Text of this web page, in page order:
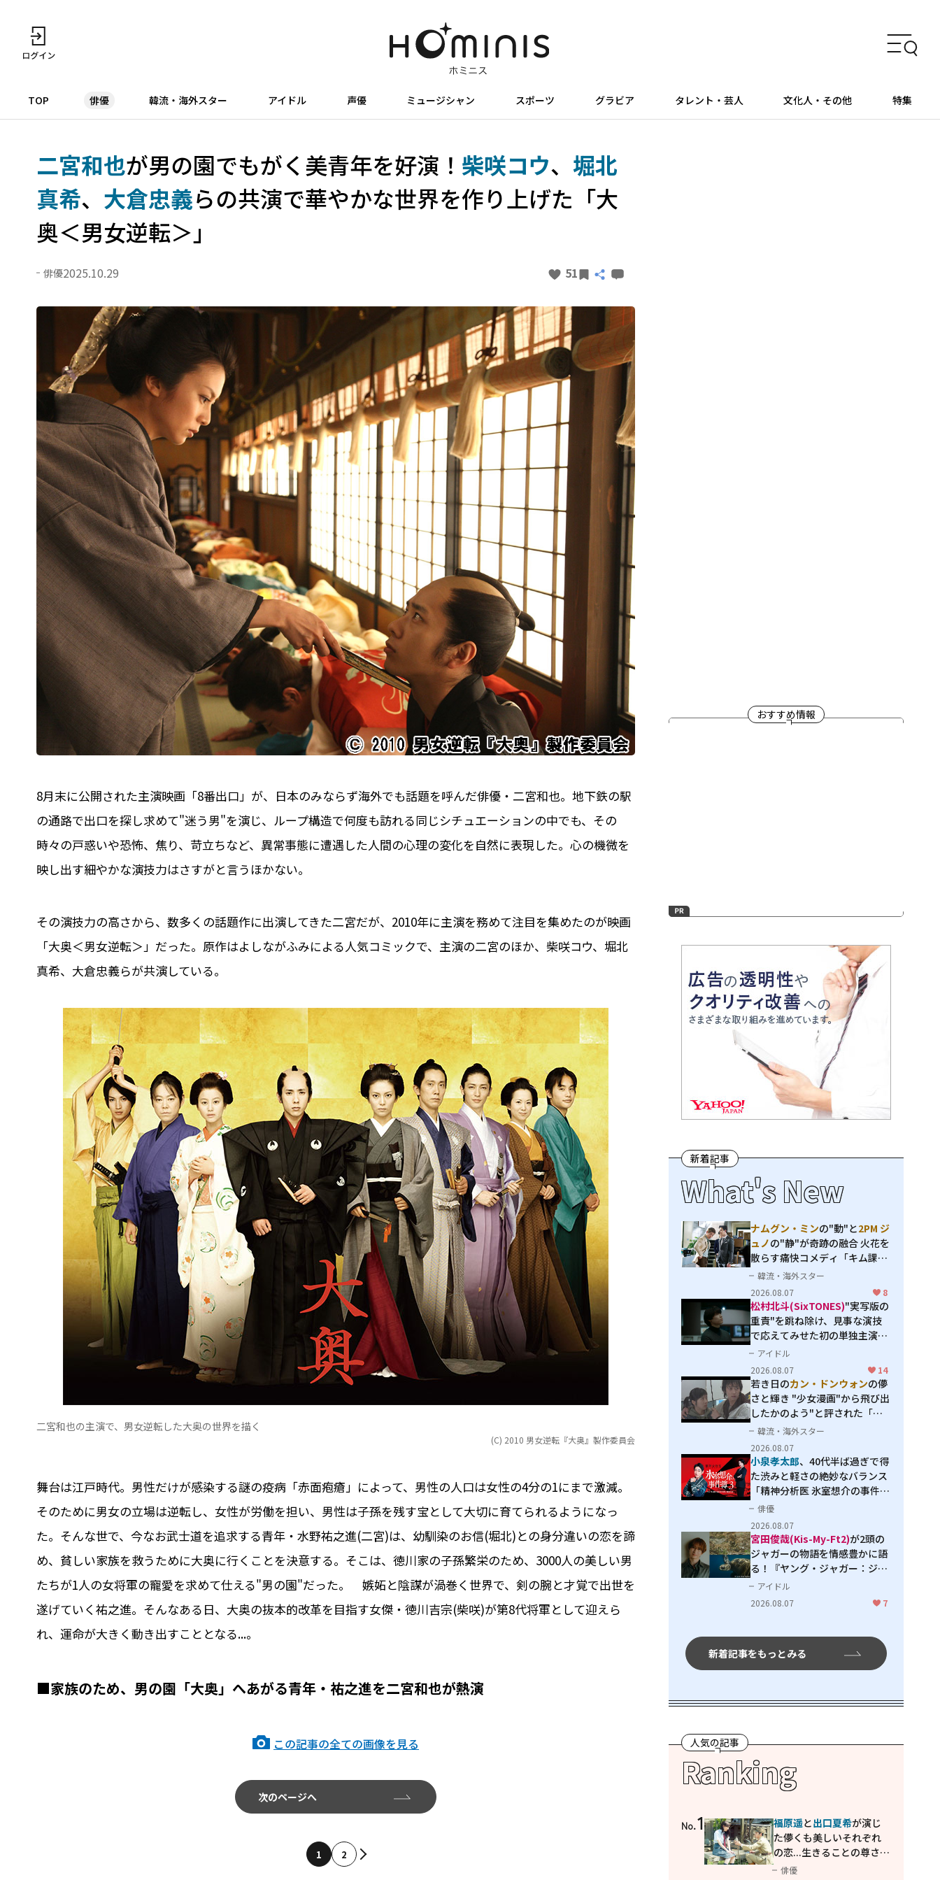
TOP 俳優 韓流・海外スター アイドル 声優 ミュージシャン スポーツ グラビア タレント・芸人 文化人・その他 特集
二宮和也が男の園でもがく美青年を好演！ 柴咲コウ、 堀北
真希、 大倉忠義らの共演で華やかな世界を作り上げた「大
奥＜男女逆転＞」
俳優2025.10.29 51
8月末に公開された主演映画「8番出口」が、日本のみならず海外でも話題を呼んだ俳優・二宮和也。地下鉄の駅
の通路で出口を探し求めて"迷う男"を演じ、ループ構造で何度も訪れる同じシチュエーションの中でも、その
時々の戸惑いや恐怖、焦り、苛立ちなど、異常事態に遭遇した人間の心理の変化を自然に表現した。心の機微を
映し出す細やかな演技力はさすがと言うほかない。
その演技力の高さから、数多くの話題作に出演してきた二宮だが、2010年に主演を務めて注目を集めたのが映画
「大奥＜男女逆転＞」だった。原作はよしながふみによる人気コミックで、主演の二宮のほか、柴咲コウ、堀北
真希、大倉忠義らが共演している。
二宮和也の主演で、男女逆転した大奥の世界を描く
(C) 2010 男女逆転『大奥』製作委員会
舞台は江戸時代。男性だけが感染する謎の疫病「赤面疱瘡」によって、男性の人口は女性の4分の1にまで激減。
そのために男女の立場は逆転し、女性が労働を担い、男性は子孫を残す宝として大切に育てられるようになっ
た。そんな世で、今なお武士道を追求する青年・水野祐之進(二宮)は、幼馴染のお信(堀北)との身分違いの恋を諦
め、貧しい家族を救うために大奥に行くことを決意する。そこは、徳川家の子孫繁栄のため、3000人の美しい男
たちが1人の女将軍の寵愛を求めて仕える"男の園"だった。 嫉妬と陰謀が渦巻く世界で、剣の腕と才覚で出世を
遂げていく祐之進。そんなある日、大奥の抜本的改革を目指す女傑・徳川吉宗(柴咲)が第8代将軍として迎えら
れ、運命が大きく動き出すこととなる...。
■家族のため、男の園「大奥」へあがる青年・祐之進を二宮和也が熱演
この記事の全ての画像を見る
次のページへ
1 2
おすすめ情報
新着記事
What's New
ナムグン・ミンの"動"と2PM ジ
ュノの"静"が奇跡の融合 火花を
散らす痛快コメディ「キム課長
とソ理事～Bravo! Your Life
～」
韓流・海外スター
2026.08.07
8
松村北斗(SixTONES)"実写版の
重責"を跳ね除け、見事な演技
で応えてみせた初の単独主演映
画「秒速5センチメートル」
アイドル
2026.08.07
14
若き日のカン・ドンウォンの儚
さと輝き "少女漫画"から飛び出
したかのよう"と評された「オ
オカミの誘惑」
韓流・海外スター
2026.08.07
小泉孝太郎、40代半ば過ぎで得
た渋みと軽さの絶妙なバランス
「精神分析医 氷室想介の事件簿
３」で見せる進化
俳優
2026.08.07
宮田俊哉(Kis-My-Ft2)が2頭の
ジャガーの物語を情感豊かに語
る！『ヤング・ジャガー：ジャ
ングル王への道』『ジャガーと
ウミガメの物語：熱帯林の守護
アイドル
2026.08.07
7
新着記事をもっとみる
人気の記事
Ranking
No.1 福原遥と出口夏希が演じ
た儚くも美しいそれぞれ
の恋...生きることの尊さを
教えてくれた映画「あの
俳優